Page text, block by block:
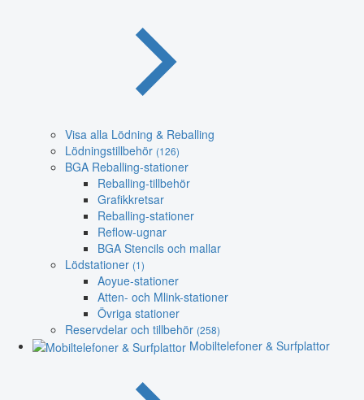
Visa alla Lödning & Reballing
Lödningstillbehör (126)
BGA Reballing-stationer
Reballing-tillbehör
Grafikkretsar
Reballing-stationer
Reflow-ugnar
BGA Stencils och mallar
Lödstationer (1)
Aoyue-stationer
Atten- och Mlink-stationer
Övriga stationer
Reservdelar och tillbehör (258)
Mobiltelefoner & Surfplattor